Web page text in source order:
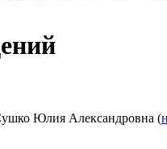
Юлия Александровна (